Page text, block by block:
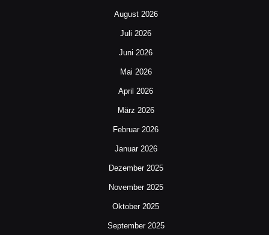
August 2026
Juli 2026
Juni 2026
Mai 2026
April 2026
März 2026
Februar 2026
Januar 2026
Dezember 2025
November 2025
Oktober 2025
September 2025